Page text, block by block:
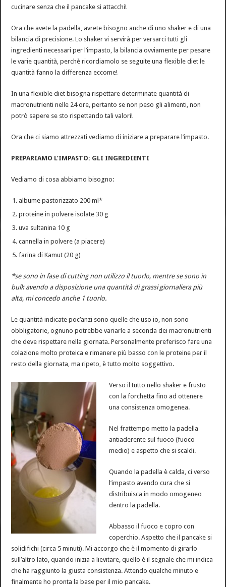
cucinare senza che il pancake si attacchi!
Ora che avete la padella, avrete bisogno anche di uno shaker e di una
bilancia di precisione. Lo shaker vi servirà per versarci tutti gli
ingredienti necessari per l’impasto, la bilancia ovviamente per pesare
le varie quantità, perchè ricordiamolo se seguite una flexible diet le
quantità fanno la differenza eccome!
In una flexible diet bisogna rispettare determinate quantità di
macronutrienti nelle 24 ore, pertanto se non peso gli alimenti, non
potrò sapere se sto rispettando tali valori!
Ora che ci siamo attrezzati vediamo di iniziare a preparare l’impasto.
PREPARIAMO L’IMPASTO: GLI INGREDIENTI
Vediamo di cosa abbiamo bisogno:
albume pastorizzato 200 ml*
proteine in polvere isolate 30 g
uva sultanina 10 g
cannella in polvere (a piacere)
farina di Kamut (20 g)
*se sono in fase di cutting non utilizzo il tuorlo, mentre se sono in
bulk avendo a disposizione una quantità di grassi giornaliera più
alta, mi concedo anche 1 tuorlo.
Le quantità indicate poc’anzi sono quelle che uso io, non sono
obbligatorie, ognuno potrebbe variarle a seconda dei macronutrienti
che deve rispettare nella giornata. Personalmente preferisco fare una
colazione molto proteica e rimanere più basso con le proteine per il
resto della giornata, ma ripeto, è tutto molto soggettivo.
Verso il tutto nello shaker e frusto
con la forchetta fino ad ottenere
una consistenza omogenea.
Nel frattempo metto la padella
antiaderente sul fuoco (fuoco
medio) e aspetto che si scaldi.
Quando la padella è calda, ci verso
l’impasto avendo cura che si
distribuisca in modo omogeneo
dentro la padella.
Abbasso il fuoco e copro con
coperchio. Aspetto che il pancake si
solidifichi (circa 5 minuti). Mi accorgo che è il momento di girarlo
sull’altro lato, quando inizia a lievitare, quello è il segnale che mi indica
che ha raggiunto la giusta consistenza. Attendo qualche minuto e
finalmente ho pronta la base per il mio pancake.